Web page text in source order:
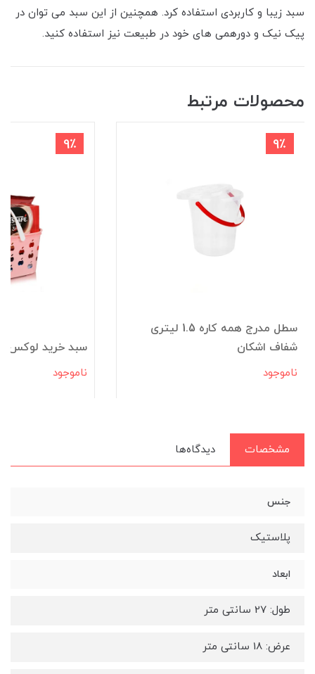
سبد زیبا و کاربردی استفاده کرد. همچنین از این سبد می توان در
پیک نیک و دورهمی های خود در طبیعت نیز استفاده کنید.
محصولات مرتبط
9٪
سطل مدرج همه کاره 1.5 لیتری
شفاف اشکان
ناموجود
9٪
سبد خرید لوکس 6000 اشکان
ناموجود
مشخصات دیدگاه‌ها
جنس
پلاستیک
ابعاد
طول: 27 سانتی متر
عرض: 18 سانتی متر